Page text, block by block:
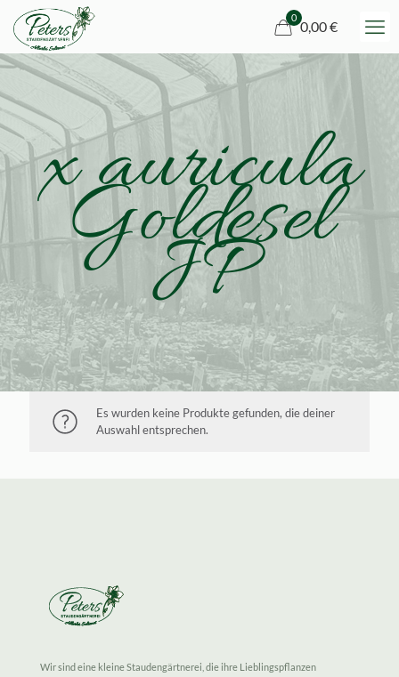
0
0,00 €
x auricula
Goldesel
JP
Es wurden keine Produkte gefunden, die deiner
Auswahl entsprechen.
Wir sind eine kleine Staudengärtnerei, die ihre Lieblingspflanzen